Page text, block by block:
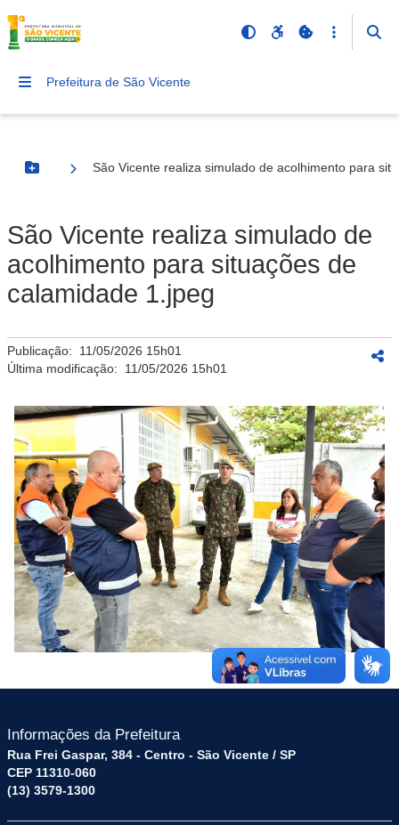
Prefeitura de São Vicente
Botão Menu
São Vicente realiza simulado de acolhimento para
São Vicente realiza simulado de
acolhimento para situações de
calamidade 1.jpeg
Publicação: 11/05/2026 15h01
Última modificação: 11/05/2026 15h01
Informações da Prefeitura
Rua Frei Gaspar, 384 - Centro - São Vicente / SP
CEP 11310-060
(13) 3579-1300